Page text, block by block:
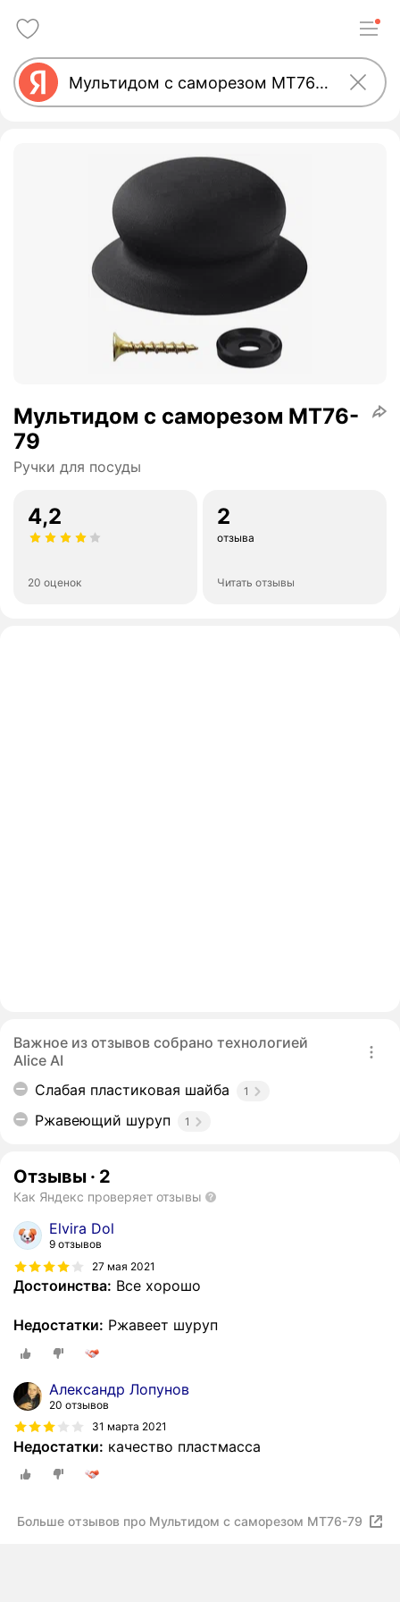
Мультидом с саморезом МТ76-
79
Ручки для посуды
4,2
20 оценок
2
отзыва
Читать отзывы
Важное из отзывов собрано технологией
Alice AI
Слабая пластиковая шайба
1
Ржавеющий шуруп 1
Отзывы · 2
Как Яндекс проверяет отзывы
Elvira Dol
9 отзывов
27 мая 2021
Достоинства: Все хорошо
Недостатки: Ржавеет шуруп
Александр Лопунов
20 отзывов
31 марта 2021
Недостатки: качество пластмасса
Больше отзывов про Мультидом с саморезом МТ76-79